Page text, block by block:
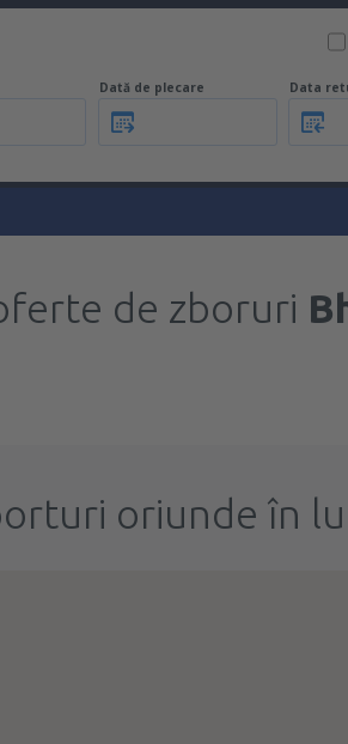
Dată de plecare Data
de zboruri
oriunde în